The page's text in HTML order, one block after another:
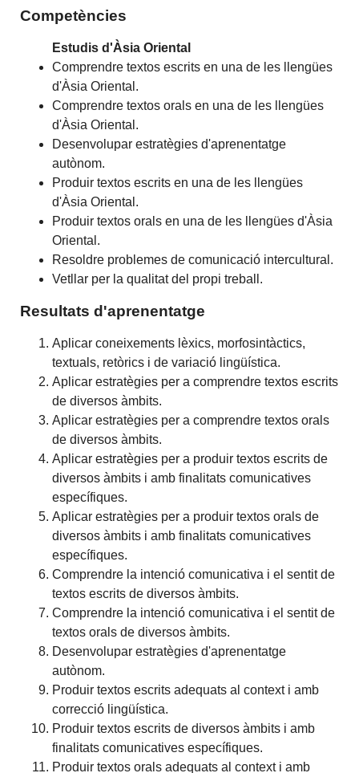
Competències
Estudis d'Àsia Oriental
Comprendre textos escrits en una de les llengües
d'Àsia Oriental.
Comprendre textos orals en una de les llengües
d'Àsia Oriental.
Desenvolupar estratègies d'aprenentatge
autònom.
Produir textos escrits en una de les llengües
d'Àsia Oriental.
Produir textos orals en una de les llengües d'Àsia
Oriental.
Resoldre problemes de comunicació intercultural.
Vetllar per la qualitat del propi treball.
Resultats d'aprenentatge
Aplicar coneixements lèxics, morfosintàctics,
textuals, retòrics i de variació lingüística.
Aplicar estratègies per a comprendre textos escrits
de diversos àmbits.
Aplicar estratègies per a comprendre textos orals
de diversos àmbits.
Aplicar estratègies per a produir textos escrits de
diversos àmbits i amb finalitats comunicatives
específiques.
Aplicar estratègies per a produir textos orals de
diversos àmbits i amb finalitats comunicatives
específiques.
Comprendre la intenció comunicativa i el sentit de
textos escrits de diversos àmbits.
Comprendre la intenció comunicativa i el sentit de
textos orals de diversos àmbits.
Desenvolupar estratègies d'aprenentatge
autònom.
Produir textos escrits adequats al context i amb
correcció lingüística.
Produir textos escrits de diversos àmbits i amb
finalitats comunicatives específiques.
Produir textos orals adequats al context i amb